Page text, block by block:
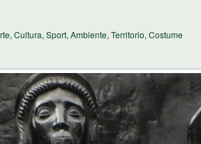
Cultura, Sport, Ambiente, Territorio, Costume